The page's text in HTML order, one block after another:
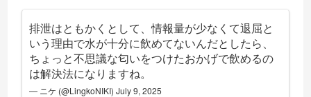
排泄はともかくとして、情報量が少なくて退屈と
いう理由で水が十分に飲めてないんだとしたら、
ちょっと不思議な匂いをつけたおかげで飲めるの
は解決法になりますね。
— ニケ (@LingkoNIKI)July 9, 2025